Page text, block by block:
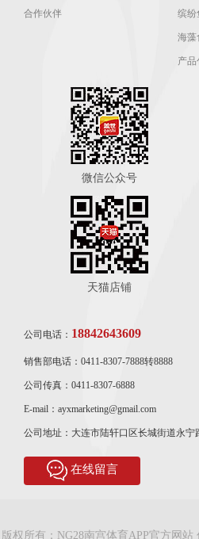
合作伙伴 缤纷
海藻
产品
微信公众号
天猫店铺
公司电话： 18842643609
销售部电话：0411-8307-7888转8888
公司传真：0411-8307-6888
E-mail：ayxmarketing@gmail.com
公司地址：大连市陆轩口区长城街道永宁
在线留言
版权所有：NG28南宫体育APP官方网站